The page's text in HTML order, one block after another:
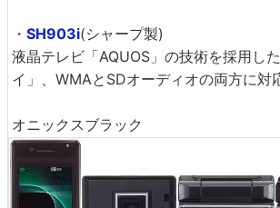
・ SH903i(シャープ製)
液晶テレビ「AQUOS」の技術を採用し
イ」、WMAとSDオーディオの両方に対
オニックスブラック